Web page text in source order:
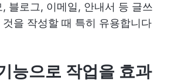
블로그, 이메일, 안내서 등 글쓰
을 작성할 때 특히 유용합니다
능으로 작업을 효과